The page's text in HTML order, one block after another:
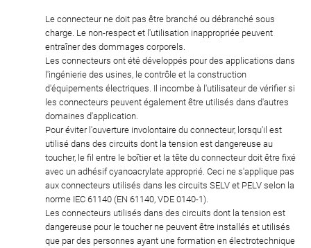
Le connecteur ne doit pas être branché ou débranché sous
charge. Le non-respect et l'utilisation inappropriée peuvent
entraîner des dommages corporels.
Les connecteurs ont été développés pour des applications dans
l'ingénierie des usines, le contrôle et la construction
d'équipements électriques. Il incombe à l'utilisateur de vérifier si
les connecteurs peuvent également être utilisés dans d'autres
domaines d'application.
Pour éviter l'ouverture involontaire du connecteur, lorsqu'il est
utilisé dans des circuits dont la tension est dangereuse au
toucher, le fil entre le boîtier et la tête du connecteur doit être fixé
avec un adhésif cyanoacrylate approprié. Ceci ne s'applique pas
aux connecteurs utilisés dans les circuits SELV et PELV selon la
norme IEC 61140 (EN 61140, VDE 0140-1).
Les connecteurs utilisés dans des circuits dont la tension est
dangereuse pour le toucher ne peuvent être installés et utilisés
que par des personnes ayant une formation en électrotechnique